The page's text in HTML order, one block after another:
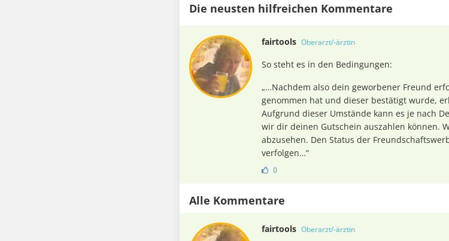
Die neusten hilfreichen Kommentare
fairtools Oberarzt/-ärztin
So steht es in den Bedingungen:
„…Nachdem also dein geworbener Freund
genommen hat und dieser bestätigt wurde,
Aufgrund dieser Umstände kann es je nach
wir dir deinen Gutschein auszahlen können.
abzusehen. Den Status der
verfolgen…“
0
Alle Kommentare
fairtools Oberarzt/-ärztin